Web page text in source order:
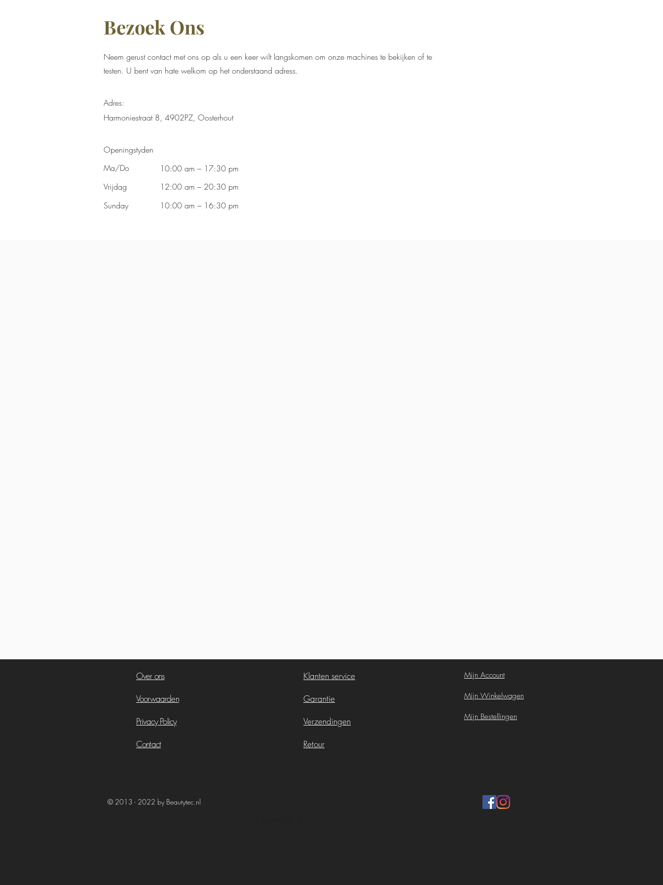
Bezoek Ons
Neem gerust contact met ons op als u een keer wilt langskomen om onze machines te bekijken of te
testen. U bent van hate welkom op het onderstaand adress.
Adres:
Harmoniestraat 8, 4902PZ, Oosterhout
Openingstyden
Ma/Do
Vrijdag
​Sunday
10:00 am – 17:30 pm
12:00 am – 20:30 pm
10:00 am – 16:30 pm
Over ons
Voorwaarden
Privacy Policy
Contact
Klanten service
Garantie
Verzendingen
Retour
© 2013 - 2022 by Beautytec.nl
Mijn Account
Mijn Winkelwagen
Mijn Bestellingen